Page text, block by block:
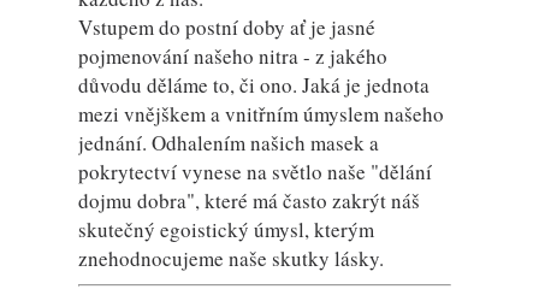
Vstupem do postní doby ať je jasné
pojmenování našeho nitra - z jakého
důvodu děláme to, či ono. Jaká je jednota
mezi vnějškem a vnitřním úmyslem našeho
jednání. Odhalením našich masek a
pokrytectví vynese na světlo naše "dělání
dojmu dobra", které má často zakrýt náš
skutečný egoistický úmysl, kterým
znehodnocujeme naše skutky lásky.